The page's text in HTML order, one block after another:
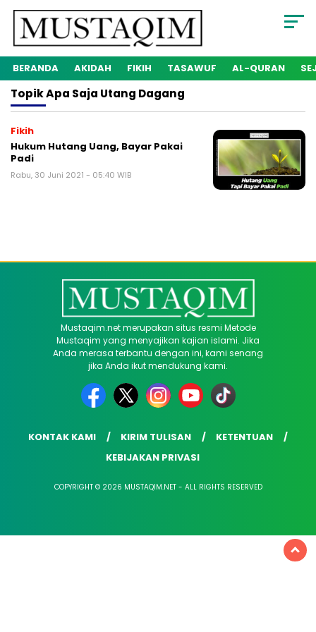
BERANDA AKIDAH FIKIH TASAWUF AL-QURAN
TopikApa Saja Utang Dagang
Fikih
Hukum Hutang Uang, Bayar Pakai
Padi
Rabu, 30 Juni 2021 - 05:40 WIB
Mustaqim.net merupakan situs resmi Metode
Mustaqim yang menyajikan kajian islami. Jika
Anda merasa terbantu dengan ini, kami senang
jika Anda ikut mendukung kami.
KONTAK KAMI KIRIM TULISAN
KETENTUAN
KEBIJAKAN PRIVASI
COPYRIGHT © 2026 MUSTAQIM.NET - ALL RIGHTS RESERVED